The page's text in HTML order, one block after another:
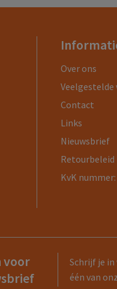
Over ons
Veelgestelde
Contact
Links
Nieuwsbrief
Retourbeleid
KvK
voor
Schrijf je
één van